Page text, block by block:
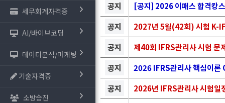
세무회계자격증
AI/바이브코딩
데이터분석/마케팅
기술자격증
소방승진
공지
[공지] 2026 이패스 합격캉
공지
2027년 5월(42회) 시험 K-
공지
제40회 IFRS관리사 시험 문
공지
2026 IFRS관리사 핵심이론
공지
2026년 IFRS관리사 시험일